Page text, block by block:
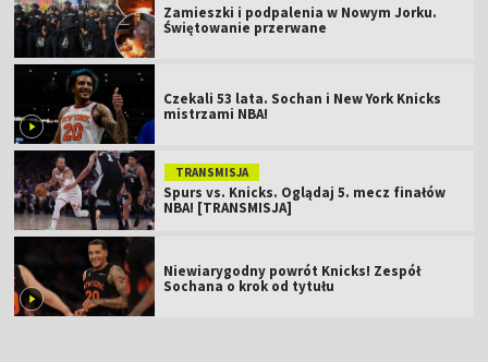
Zamieszki i podpalenia w Nowym Jorku.
Świętowanie przerwane
Czekali 53 lata. Sochan i New York Knicks
mistrzami NBA!
TRANSMISJA
Spurs vs. Knicks. Oglądaj 5. mecz finałów
NBA! [TRANSMISJA]
Niewiarygodny powrót Knicks! Zespół
Sochana o krok od tytułu